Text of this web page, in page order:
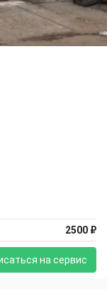
2500 ₽
на сервис